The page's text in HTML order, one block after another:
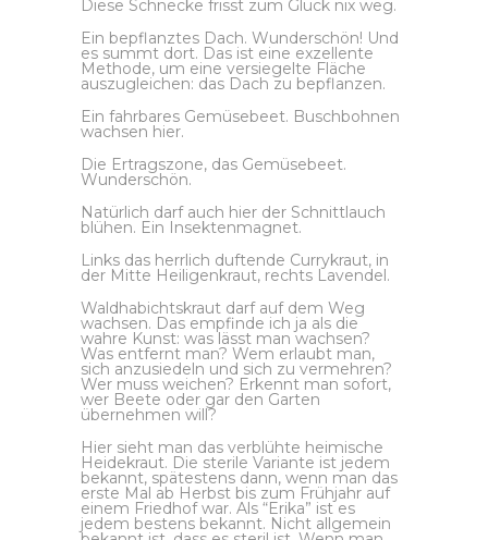
Diese Schnecke frisst zum Glück nix weg.
Ein bepflanztes Dach. Wunderschön! Und
es summt dort. Das ist eine exzellente
Methode, um eine versiegelte Fläche
auszugleichen: das Dach zu bepflanzen.
Ein fahrbares Gemüsebeet. Buschbohnen
wachsen hier.
Die Ertragszone, das Gemüsebeet.
Wunderschön.
Natürlich darf auch hier der Schnittlauch
blühen. Ein Insektenmagnet.
Links das herrlich duftende Currykraut, in
der Mitte Heiligenkraut, rechts Lavendel.
Waldhabichtskraut darf auf dem Weg
wachsen. Das empfinde ich ja als die
wahre Kunst: was lässt man wachsen?
Was entfernt man? Wem erlaubt man,
sich anzusiedeln und sich zu vermehren?
Wer muss weichen? Erkennt man sofort,
wer Beete oder gar den Garten
übernehmen will?
Hier sieht man das verblühte heimische
Heidekraut. Die sterile Variante ist jedem
bekannt, spätestens dann, wenn man das
erste Mal ab Herbst bis zum Frühjahr auf
einem Friedhof war. Als “Erika” ist es
jedem bestens bekannt. Nicht allgemein